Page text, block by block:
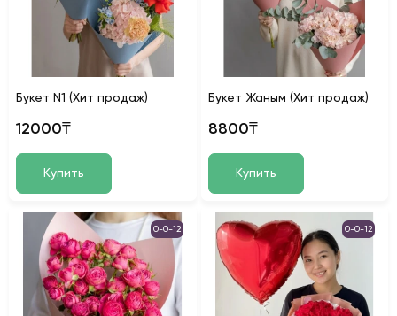
Букет N1 (Хит продаж)
12000₸
Купить
Букет Жаным (Хит продаж)
8800₸
Купить
0-0-12 0-0-12